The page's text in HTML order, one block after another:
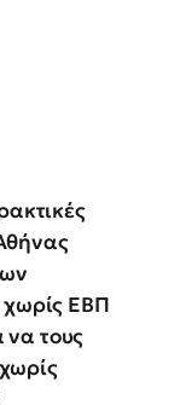
ΕΒΠ
να τους